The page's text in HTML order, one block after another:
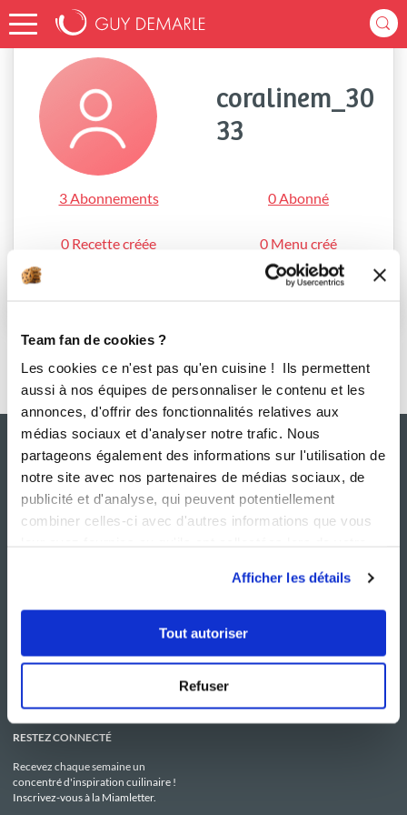
Team fan de cookies ?
Les cookies ce n'est pas qu'en cuisine ! Ils permettent
aussi à nos équipes de personnaliser le contenu et les
annonces, d'offrir des fonctionnalités relatives aux
médias sociaux et d'analyser notre trafic. Nous
partageons également des informations sur l'utilisation de
notre site avec nos partenaires de médias sociaux, de
publicité et d'analyse, qui peuvent potentiellement
combiner celles-ci avec d'autres informations que vous
Afficher les détails
Tout autoriser
Refuser
Accueil coralinem_3033
coralinem_30
33
3 Abonnements 0 Abonné
0 Recette créée 0 Menu créé
Le Mag'
Boutique
C.G.U
Politique de confidentialité
Utilisation des Cookies
RESTEZ CONNECTÉ
Recevez chaque semaine un
concentré d'inspiration cuilinaire !
Inscrivez-vous à la Miamletter.